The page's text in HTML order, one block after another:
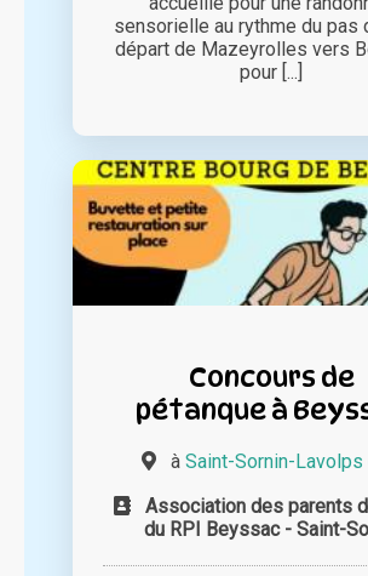
sensorielle au rythme du pas
départ de Mazeyrolles vers
pour [...]
Concours de
pétanque à
à Saint-Sornin-Lavolps
Association des parents
du RPI Beyssac - Saint-